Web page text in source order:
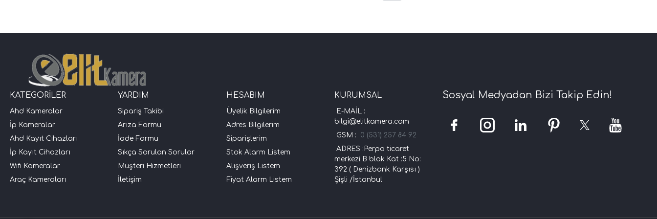
KATEGORİLER
Ahd Kameralar
İp Kameralar
Ahd Kayıt Cihazları
İp Kayıt Cihazları
Wifi Kameralar
Araç Kameraları
YARDIM
Sipariş Takibi
Arıza Formu
İade Formu
Sıkça Sorulan Sorular
Müşteri Hizmetleri
İletişim
HESABIM
Üyelik Bilgilerim
Adres Bilgilerim
Siparişlerim
Stok Alarm Listem
Alışveriş Listem
Fiyat Alarm Listem
KURUMSAL
E-MAİL :
bilgi@elitkamera.com
GSM : 0 (531) 257 84 92
ADRES :Perpa ticaret
merkezi B blok Kat :5 No:
392 ( Denizbank Karşısı )
Şişli /İstanbul
Sosyal Medyadan Bizi Takip Edin!